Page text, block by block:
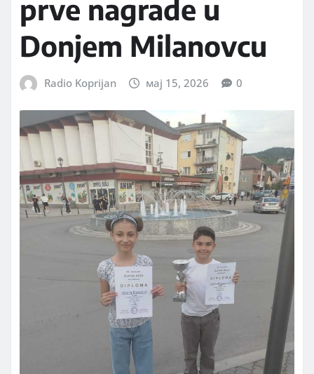
prve nagrade u
Donjem Milanovcu
Radio Koprijan мај 15, 2026 0